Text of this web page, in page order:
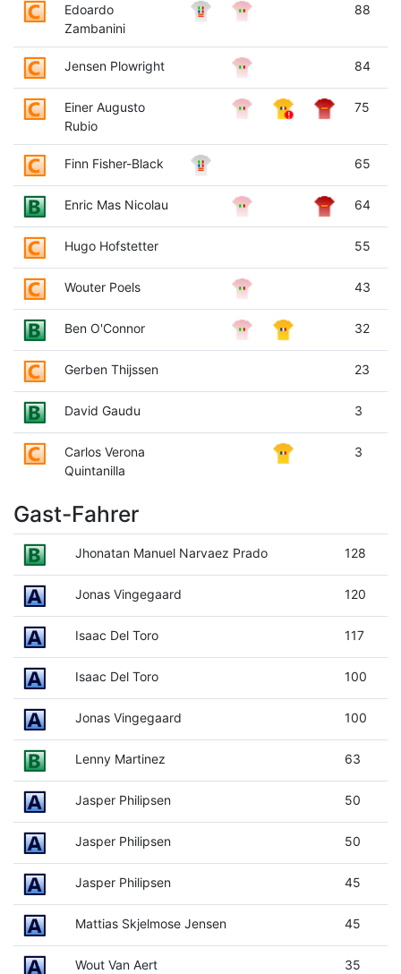
Edoardo
Zambanini
88
Jensen Plowright 84
Einer Augusto
Rubio
75
Finn Fisher-Black 65
Enric Mas Nicolau 64
Hugo Hofstetter 55
Wouter Poels 43
Ben O'Connor 32
Gerben Thijssen 23
David Gaudu 3
Carlos Verona
Quintanilla
3
Gast-Fahrer
Jhonatan Manuel Narvaez Prado 128
Jonas Vingegaard 120
Isaac Del Toro 117
Isaac Del Toro 100
Jonas Vingegaard 100
Lenny Martinez 63
Jasper Philipsen 50
Jasper Philipsen 50
Jasper Philipsen 45
Mattias Skjelmose Jensen 45
Wout Van Aert 35